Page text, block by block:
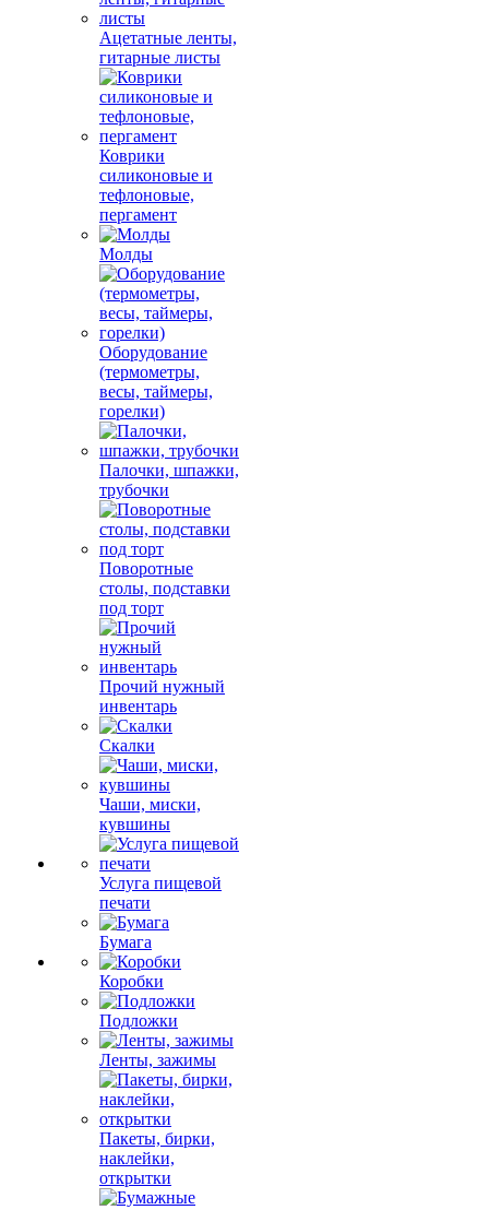
Ацетатные ленты,
гитарные листы
Коврики
силиконовые и
тефлоновые,
пергамент
Молды
Оборудование
(термометры,
весы, таймеры,
горелки)
Палочки, шпажки,
трубочки
Поворотные
столы, подставки
под торт
Прочий нужный
инвентарь
Скалки
Чаши, миски,
кувшины
Услуга пищевой
печати
Бумага
Коробки
Подложки
Ленты, зажимы
Пакеты, бирки,
наклейки,
открытки